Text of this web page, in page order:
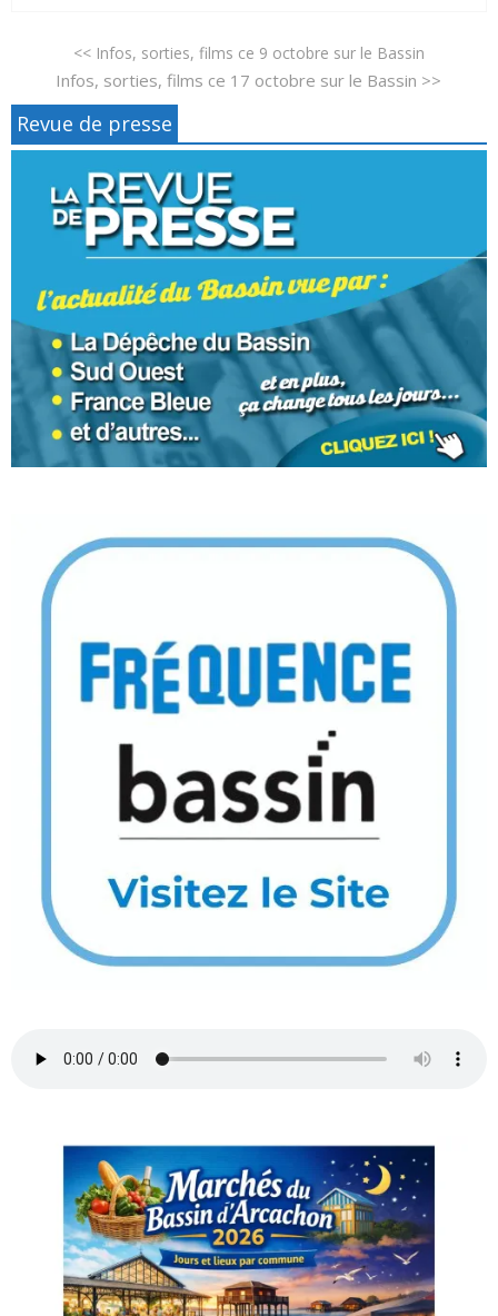
<< Infos, sorties, films ce 9 octobre sur le Bassin
Infos, sorties, films ce 17 octobre sur le Bassin >>
Revue de presse